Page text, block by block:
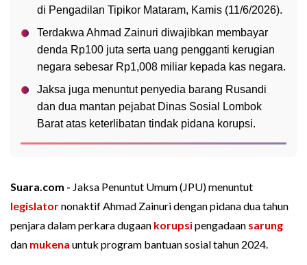
di Pengadilan Tipikor Mataram, Kamis (11/6/2026).
Terdakwa Ahmad Zainuri diwajibkan membayar
denda Rp100 juta serta uang pengganti kerugian
negara sebesar Rp1,008 miliar kepada kas negara.
Jaksa juga menuntut penyedia barang Rusandi
dan dua mantan pejabat Dinas Sosial Lombok
Barat atas keterlibatan tindak pidana korupsi.
Suara.com - Jaksa Penuntut Umum (JPU) menuntut
legislatornonaktif Ahmad Zainuri dengan pidana dua tahun
penjara dalam perkara dugaan korupsipengadaan sarung
dan mukena untuk program bantuan sosial tahun 2024.